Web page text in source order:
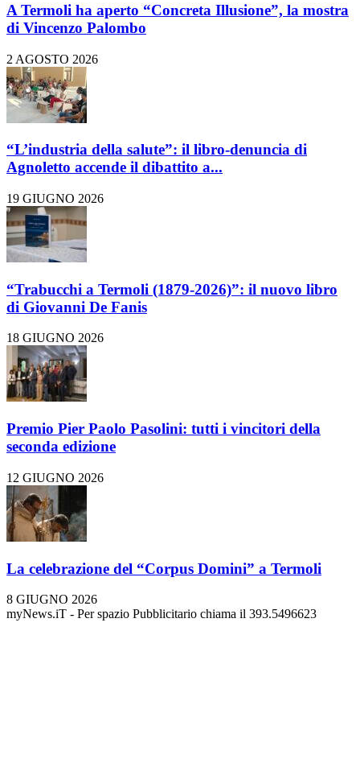
A Termoli ha aperto “Concreta Illusione”, la mostra
di Vincenzo Palombo
2 AGOSTO 2026
“L’industria della salute”: il libro-denuncia di
Agnoletto accende il dibattito a...
19 GIUGNO 2026
“Trabucchi a Termoli (1879-2026)”: il nuovo libro
di Giovanni De Fanis
18 GIUGNO 2026
Premio Pier Paolo Pasolini: tutti i vincitori della
seconda edizione
12 GIUGNO 2026
La celebrazione del “Corpus Domini” a Termoli
8 GIUGNO 2026
myNews.iT - Per spazio Pubblicitario chiama il 393.5496623